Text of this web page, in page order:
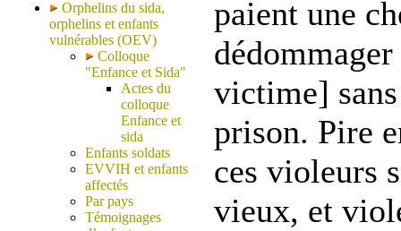
Orphelins du sida,
orphelins et enfants
vulnérables (OEV)
Colloque
"Enfance et Sida"
Actes du
colloque
Enfance et
sida
Enfants soldats
EVVIH et enfants
affectés
Par pays
Témoignages
paient une
victime]
prison. Pire
ces violeurs
vieux, et